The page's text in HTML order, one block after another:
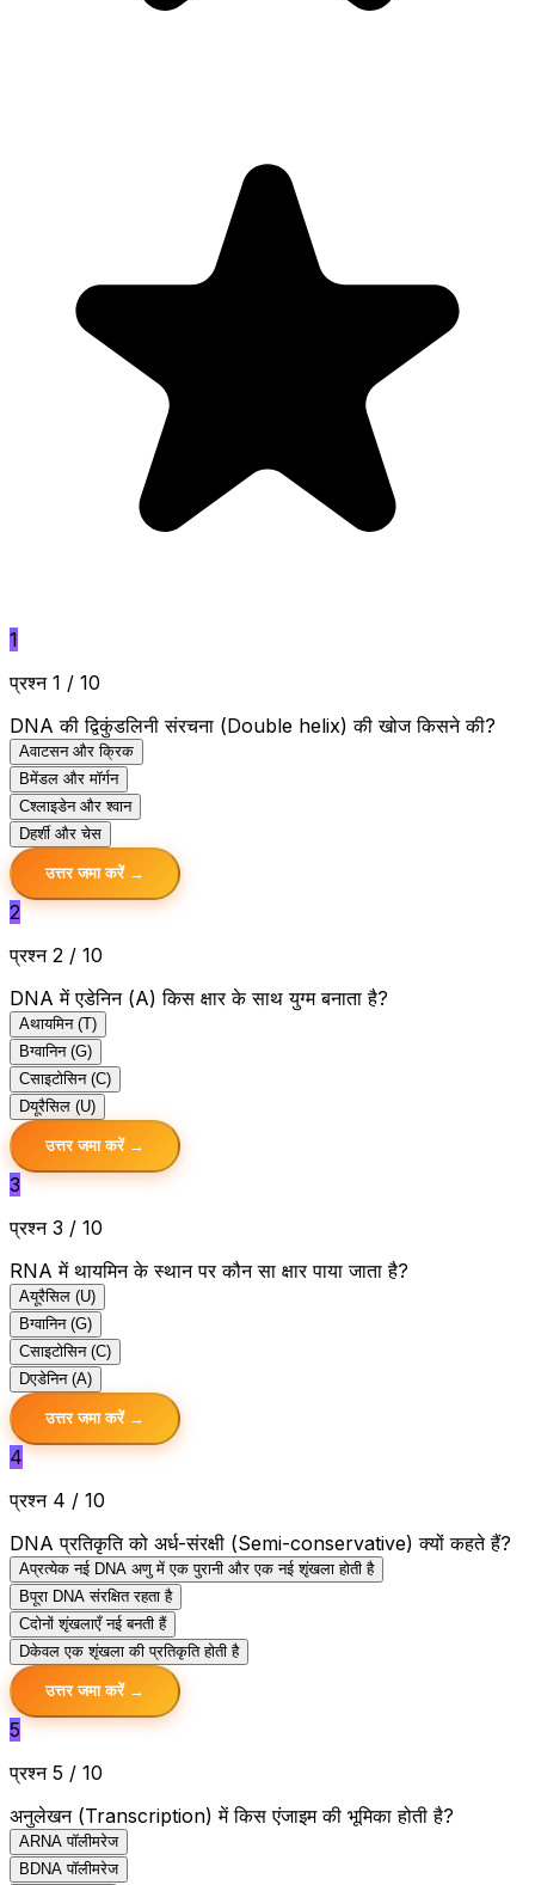
1
प्रश्न 1 / 10
DNA की द्विकुंडलिनी संरचना (Double helix) की खोज किसने की?
Aवाटसन और क्रिक
Bमेंडल और मॉर्गन
Cश्लाइडेन और श्वान
Dहर्शी और चेस
उत्तर जमा करें →
2
प्रश्न 2 / 10
DNA में एडेनिन (A) किस क्षार के साथ युग्म बनाता है?
Aथायमिन (T)
Bग्वानिन (G)
Cसाइटोसिन (C)
Dयूरैसिल (U)
उत्तर जमा करें →
3
प्रश्न 3 / 10
RNA में थायमिन के स्थान पर कौन सा क्षार पाया जाता है?
Aयूरैसिल (U)
Bग्वानिन (G)
Cसाइटोसिन (C)
Dएडेनिन (A)
उत्तर जमा करें →
4
प्रश्न 4 / 10
DNA प्रतिकृति को अर्ध-संरक्षी (Semi-conservative) क्यों कहते हैं?
Aप्रत्येक नई DNA अणु में एक पुरानी और एक नई शृंखला होती है
Bपूरा DNA संरक्षित रहता है
Cदोनों शृंखलाएँ नई बनती हैं
Dकेवल एक शृंखला की प्रतिकृति होती है
उत्तर जमा करें →
5
प्रश्न 5 / 10
अनुलेखन (Transcription) में किस एंजाइम की भूमिका होती है?
ARNA पॉलीमरेज
B DNA पॉलीमरेज